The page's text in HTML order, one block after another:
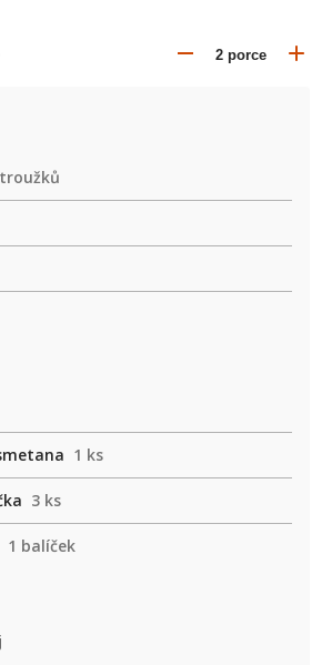
1 ks
3 ks
1 balíček